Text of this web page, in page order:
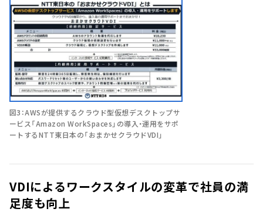
図3：AWSが提供するクラウド型仮想デスクトップサ
ービス「Amazon WorkSpaces」の導入・運用をサポ
ートするNTT東日本の「おまかせクラウドVDI」
VDIによるワークスタイルの変革で社員の満
足度も向上